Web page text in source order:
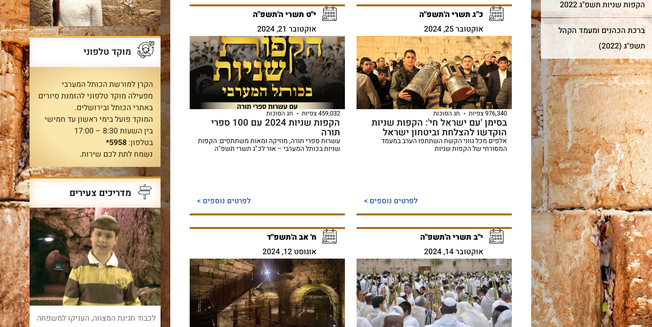
הקפות שניות תשפ"ג 2022
ברכת הכהנים ומעמד הקהל
תשפ"ג (2022)
כ"ג תשרי ה'תשפ"ה
אוקטובר 25, 2024
976,340 צפיות חג הסוכות
בסימן 'עם ישראל חי': הקפות שניות
הוקדשו להצלחת וביטחון ישראל
אלפים מכל גווני הקשת השתתפו הערב במעמד
המסורתי של הקפות שניות
לפרטים נוספים >
י"ט תשרי ה'תשפ"ה
אוקטובר 21, 2024
459,032 צפיות חג הסוכות
הקפות שניות 2024 עם 100 ספרי
תורה
עשרות ספרי תורה, מוזיקה ומאות משתתפים: הקפות
שניות בכותל המערבי – אור לכ"ג תשרי תשפ"ה
לפרטים נוספים >
י"ב תשרי ה'תשפ"ה
אוקטובר 14, 2024
ח' אב ה'תשפ"ד
אוגוסט 12, 2024
מוקד טלפוני
הקרן למורשת הכותל המערבי
מפעילה מוקד טלפוני להזמנת סיורים
באתרי הכותל ובירושלים.
המוקד פועל בימי ראשון עד חמישי
בין השעות 8:30 – 17:00
בטלפון: 5958*
נשמח לתת לכם שירות.
מדריכים צעירים
לכבוד חגיגת המצווה, העניקו למשפחה